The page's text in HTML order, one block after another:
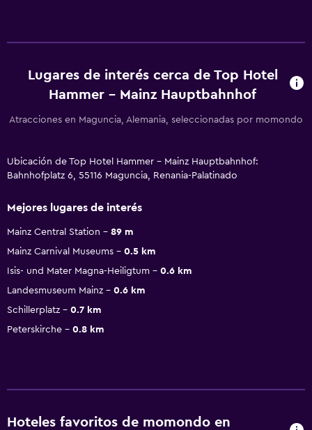
Lugares de interés cerca de Top Hotel
Hammer - Mainz Hauptbahnhof
Atracciones en Maguncia, Alemania, seleccionadas por momondo
Ubicación de Top Hotel Hammer - Mainz Hauptbahnhof:
Bahnhofplatz 6, 55116 Maguncia, Renania-Palatinado
Mejores lugares de interés
Mainz Central Station
89 m
Mainz Carnival Museums
0.5 km
Isis- und Mater Magna-Heiligtum
0.6 km
Landesmuseum Mainz
0.6 km
Schillerplatz
0.7 km
Peterskirche
0.8 km
Hoteles favoritos de momondo en